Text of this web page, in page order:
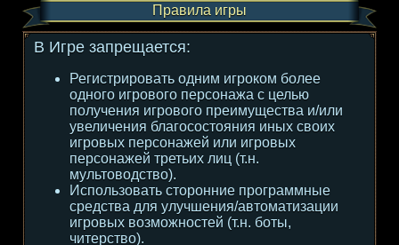
Правила игры
В Игре запрещается:
Регистрировать одним игроком более
одного игрового персонажа с целью
получения игрового преимущества и/или
увеличения благосостояния иных своих
игровых персонажей или игровых
персонажей третьих лиц (т.н.
мультоводство).
Использовать сторонние программные
средства для улучшения/автоматизации
игровых возможностей (т.н. боты,
читерство).